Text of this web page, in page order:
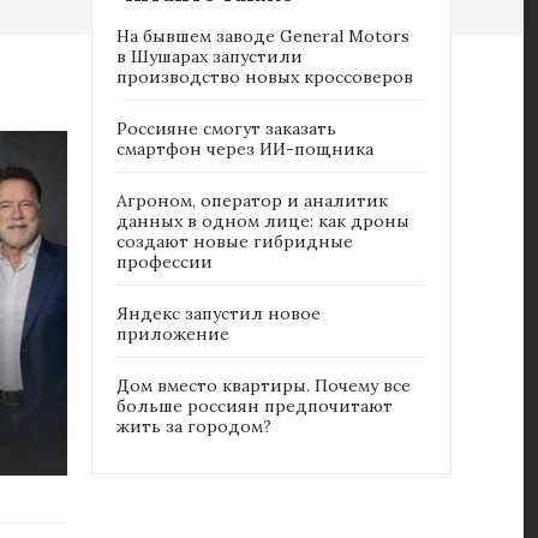
На бывшем заводе General Motors
в Шушарах запустили
производство новых кроссоверов
Россияне cмогут заказать
смартфон через ИИ-пощника
Агроном, оператор и аналитик
данных в одном лице: как дроны
создают новые гибридные
профессии
Яндекс запустил новое
приложение
Дом вместо квартиры. Почему все
больше россиян предпочитают
жить за городом?